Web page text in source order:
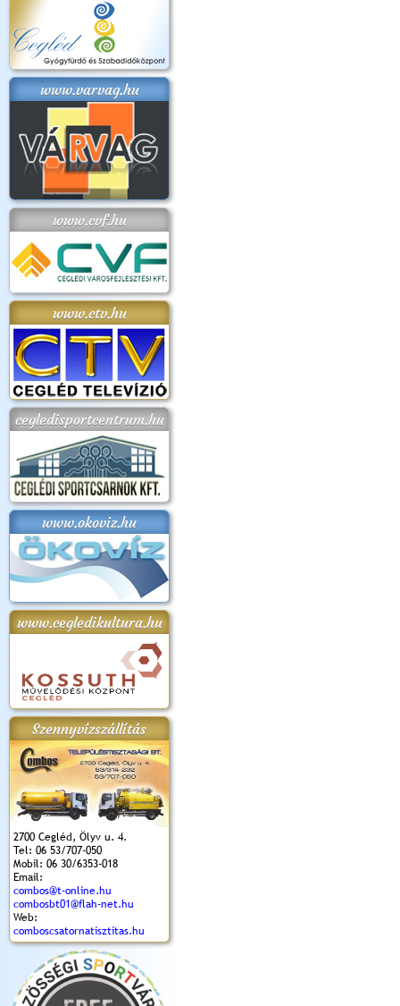
www.varvag.hu
www.cvf.hu
www.ctv.hu
cegledisportcentrum.hu
www.okoviz.hu
www.cegledikultura.hu
Szennyvízszállítás
2700 Cegléd, Ölyv u. 4.
Tel: 06 53/707-050
Mobil: 06 30/6353-018
Email:
combos@t-online.hu
combosbt01@flah-net.hu
Web:
comboscsatornatisztitas.hu
2018.
Kossuth Toborzó
Ünnepély
Szent István Ünnepe
(2017. 08. 20.)